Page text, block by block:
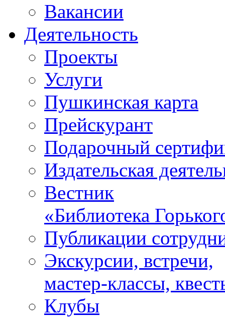
Вакансии
Деятельность
Проекты
Услуги
Пушкинская карта
Прейскурант
Подарочный
Издательская
Вестник
«Библиотека
Публикации
Экскурсии, встречи,
мастер-классы,
Клубы